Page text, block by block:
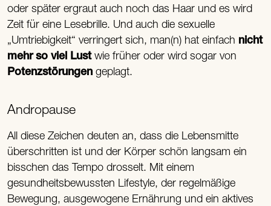
oder später ergraut auch noch das Haar und es wird
Zeit für eine Lesebrille. Und auch die sexuelle
„Umtriebigkeit“ verringert sich, man(n) hat einfach nicht
mehr so viel Lustwie früher oder wird sogar von
Potenzstörungen geplagt.
Andropause
All diese Zeichen deuten an, dass die Lebensmitte
überschritten ist und der Körper schön langsam ein
bisschen das Tempo drosselt. Mit einem
gesundheitsbewussten Lifestyle, der regelmäßige
Bewegung, ausgewogene Ernährung und ein aktives